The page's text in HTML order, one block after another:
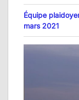
Équipe
mars 2021